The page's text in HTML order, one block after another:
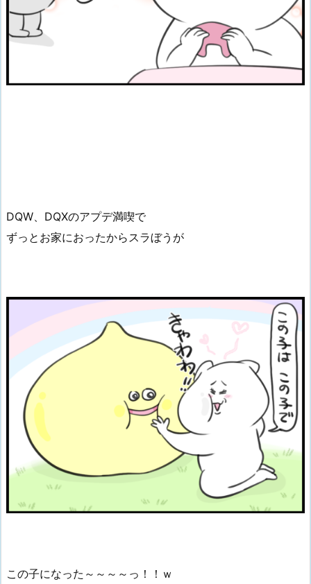
DQW、DQXのアプデ満喫で
ずっとお家におったからスラぼうが
この子になった～～～～っ！！ｗ